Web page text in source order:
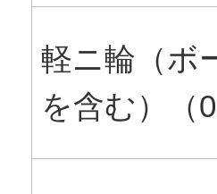
軽ニ輪（ボ
を含む）（